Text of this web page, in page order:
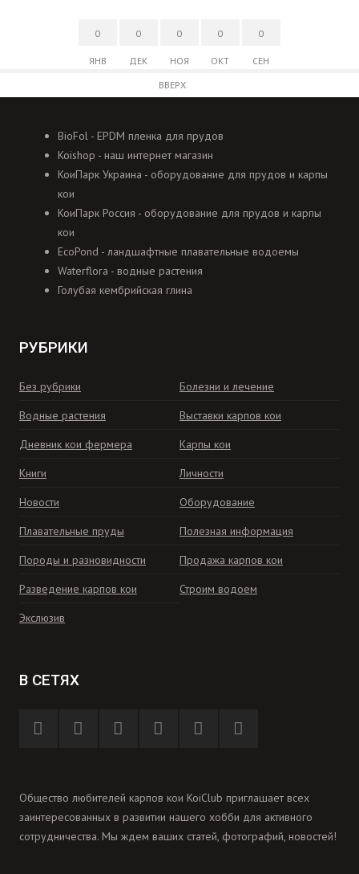
0
ЯНВ
0
ДЕК
0
НОЯ
0
ОКТ
0
СЕН
ВВЕРХ
BioFol - EPDM пленка для прудов
Koishop - наш интернет магазин
КоиПарк Украина - оборудование для прудов и карпы
кои
КоиПарк Россия - оборудование для прудов и карпы
кои
EcoPond - ландшафтные плавательные водоемы
Waterflora - водные растения
Голубая кембрийская глина
РУБРИКИ
Без рубрики
Болезни и лечение
Водные растения
Выставки карпов кои
Дневник кои фермера
Карпы кои
Книги
Личности
Новости
Оборудование
Плавательные пруды
Полезная информация
Породы и разновидности
Продажа карпов кои
Разведение карпов кои
Строим водоем
Экслюзив
В СЕТЯХ
Общество любителей карпов кои KoiClub приглашает всех
заинтересованных в развитии нашего хобби для активного
сотрудничества. Мы ждем ваших статей, фотографий, новостей!